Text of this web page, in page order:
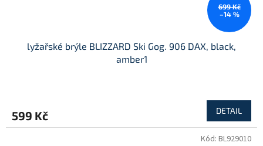
699 Kč
–14 %
lyžařské brýle BLIZZARD Ski Gog. 906 DAX, black,
amber1
599 Kč DETAIL
Kód: BL929010